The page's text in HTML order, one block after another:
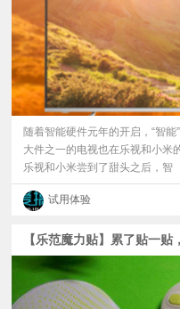
随着智能硬件元年的开启，“智
大件之一的电视也在乐视和小米
乐视和小米尝到了甜头之后，智
试用体验